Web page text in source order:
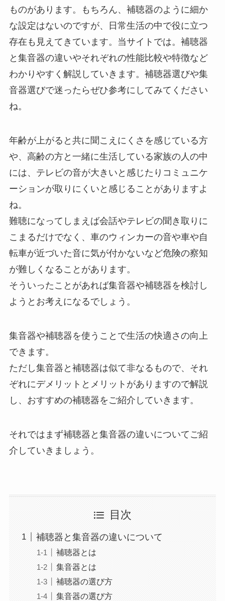
ものがあります。もちろん、補聴器のように細か
な設定はないのですが、日常生活の中で役に立つ
存在も見えてきています。当サイトでは。補聴器
と集音器の違いやそれぞれの性能比較や特徴など
わかりやすく解説していきます。補聴器選びや集
音器選びで迷ったらぜひ参考にしてみてください
ね。
年齢が上がると共に聞こえにくさを感じている方
や、高齢の方と一緒に生活している家族の人の中
には、テレビの音が大きいと感じたりコミュニケ
ーションが取りにくいと感じることがありますよ
ね。
難聴になってしまえば会話やテレビの聞き取りに
こまるだけでなく、車のウィンカーの音や車や自
転車が近づいた音に気が付かないなど危険の察知
が難しくなることがあります。
そういったことがあれば集音器や補聴器を検討し
ようとお考えになるでしょう。
集音器や補聴器を使うことで生活の快適さの向上
できます。
ただし集音器と補聴器は似て非なるもので、それ
ぞれにデメリットとメリットがありますので解説
し、おすすめの補聴器をご紹介していきます。
それではまず補聴器と集音器の違いについてご紹
介していきましょう。
目次
補聴器と集音器の違いについて
補聴器とは
集音器とは
補聴器の選び方
集音器の選び方